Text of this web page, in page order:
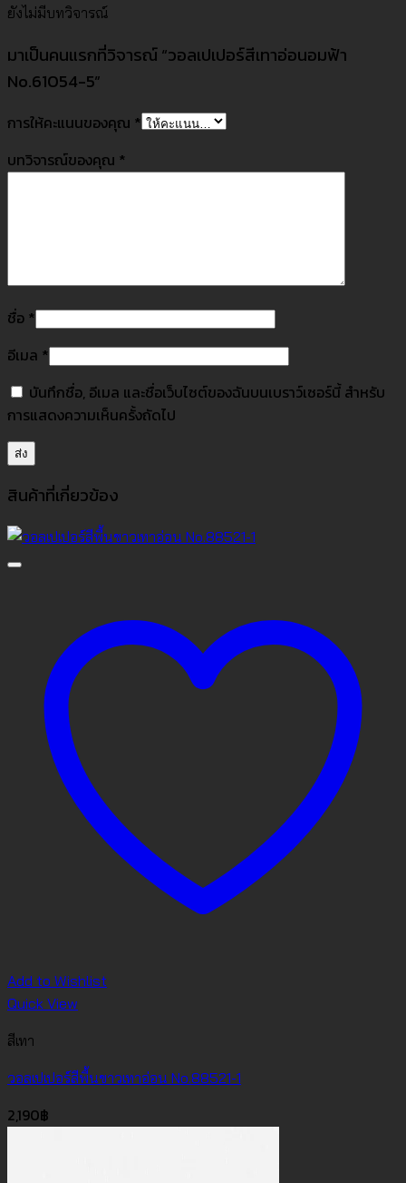
ยังไม่มีบทวิจารณ์
มาเป็นคนแรกที่วิจารณ์ “วอลเปเปอร์สีเทาอ่อนอมฟ้า
No.61054-5”
การให้คะแนนของคุณ *
บทวิจารณ์ของคุณ *
ชื่อ *
อีเมล *
บันทึกชื่อ, อีเมล และชื่อเว็บไซต์ของฉันบนเบราว์เซอร์นี้ สำหรับ
การแสดงความเห็นครั้งถัดไป
สินค้าที่เกี่ยวข้อง
Add to Wishlist
Quick View
สีเทา
วอลเปเปอร์สีพื้นขาวเทาอ่อน No.88521-1
2,190฿